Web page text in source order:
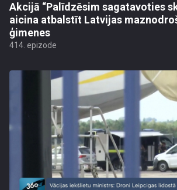
Akcijā “Palīdzēsim sagatavoties
aicina atbalstīt Latvijas
ģimenes
414. epizode